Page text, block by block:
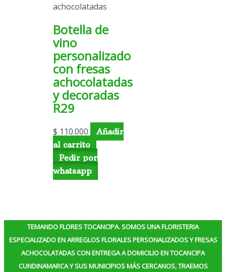
achocolatadas
Botella de
vino
personalizado
con fresas
achocolatadas
y decoradas
R29
$ 110.000
Añadir
al carrito
Pedir por
whatsapp
TEMANDO FLORES TOCANCIPA. SOMOS UNA FLORISTERIA
ESPECIALIZADO EN ARREGLOS FLORALES PERSONALIZADOS Y FRESAS
ACHOCOLATADAS CON ENTREGA A DOMICILIO EN TOCANCIPA
CUNDINAMARCA Y SUS MUNICIPIOS MÁS CERCANOS, TRAEMOS